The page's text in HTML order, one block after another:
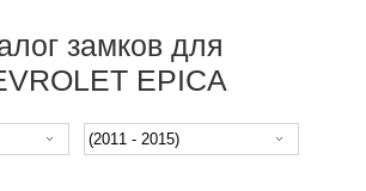
замков для
EPICA